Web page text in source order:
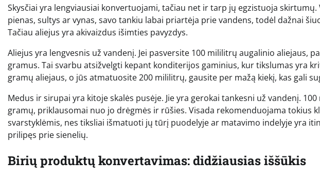
Skysčiai yra lengviausiai konvertuojami, tačiau net ir tarp jų egzistuoja
pienas, sultys ar vynas, savo tankiu labai priartėja prie vandens, todėl dažnai
Tačiau aliejus yra akivaizdus išimties pavyzdys.
Aliejus yra lengvesnis už vandenį. Jei pasversite 100 mililitrų augalinio aliejaus,
gramus. Tai svarbu atsižvelgti kepant konditerijos gaminius, kur tikslumas yra
gramų aliejaus, o jūs atmatuosite 200 mililitrų, gausite per mažą kiekį, kas gali
Medus ir sirupai yra kitoje skalės pusėje. Jie yra gerokai tankesni už vandenį.
gramų, priklausomai nuo jo drėgmės ir rūšies. Visada rekomenduojama tokius
svarstyklėmis, nes tiksliai išmatuoti jų tūrį puodelyje ar matavimo indelyje yra
prilipęs prie sienelių.
Birių produktų konvertavimas: didžiausias iššūkis